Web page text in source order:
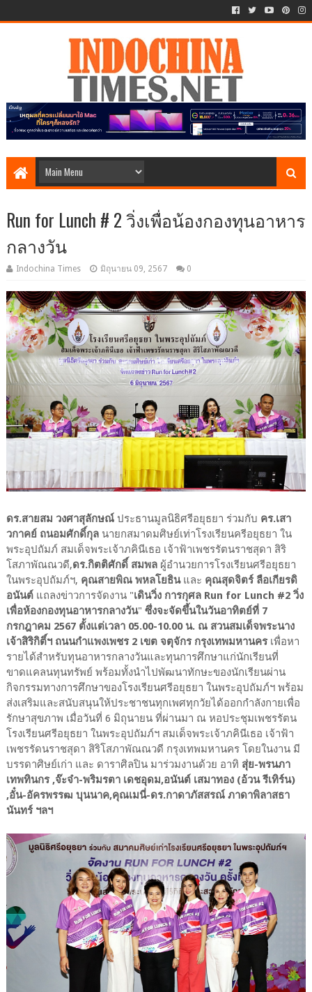
Run for Lunch # 2 วิ่งเพื่อน้องกองทุนอาหาร
กลางวัน
Indochina Times มิถุนายน 09, 2567 0
ดร.สายสม วงศาสุลักษณ์ประธานมูลนิธิศรีอยุธยา ร่วมกับ คร.เสา
วกาคย์ ถนอมศักดิ์กุลนายกสมาดมศิษย์เท่าโรงเรียนครีอยุธยา ใน
พระอุปถัมภ์ สมเด็จพระเจ้าภคินีเธอ เจ้าฟ้าเพชรรัตนราชสุดา สิริ
โสภาพัณณวดี,ดร.กิตติศักดิ์ สมพลผู้อำนวยการโรงเรียนศรีอยุธยา
ในพระอุปถัมภ์ฯ, คุณสายพิณ พหลโยธินและ คุณสุดจิตร์ ลือเกียรดิ
อนันต์แถลงข่าวการจัดงาน "เดินวิ่ง การกุศล Run for Lunch #2 วิ่ง
เพื่อห้องกองทุนอาหารกลางวัน" ซึ่งจะจัดขึ้นในวันอาทิตย์ที่ 7
กรกฎาคม 2567 ตั้งแต่เวลา 05.00-10.00 น. ณ สวนสมเด็จพระนาง
เจ้าสิริกิติ์ฯ ถนนกำแพงเพชร 2 เขต จตุจักร กรุงเทพมหานครเพื่อหา
รายได้สำหรับทุนอาหารกลางวันและทุนการศึกษาแก่นักเรียนที่
ขาดแคลนทุนทรัพย์ พร้อมทั้งนำไปพัฒนาทักษะของนักเรียนผ่าน
กิจกรรมทางการศึกษาของโรงเรียนศรีอยุธยา ในพระอุปถัมภ์ฯ พร้อม
ส่งเสริมและสนับสนุนให้ประชาชนทุกเพศทุกวัยได้ออกกำลังกายเพื่อ
รักษาสุขภาพ เมื่อวันที่ 6 มิถุนายน ที่ผ่านมา ณ หอประชุมเพชรรัตน
โรงเรียนศรีอยุธยา ในพระอุปถัมภ์ฯ สมเด็จพระเจ้าภคินีเธอ เจ้าฟ้า
เพชรรัดนราชสุดา สิริโสภาพัณณวดี กรุงเทพมหานคร โดยในงาน มี
บรรดาศิษย์เก่า และ ดาราศิลปิน มาร่วมงานด้วย อาทิ สุ่ย-พรนภา
เทพทินกร ,จ๊ะจ๋า-พริมรตา เดชอุดม,อนันต์ เสมาทอง (อ้วน รีเทิร์น)
,อั๋น-อัครพรรฒ บุนนาค,คุณเมนี่-ดร.กาดาภัสสรณ์ ภาดาพิลาสธา
นันทร์ ฯลฯ